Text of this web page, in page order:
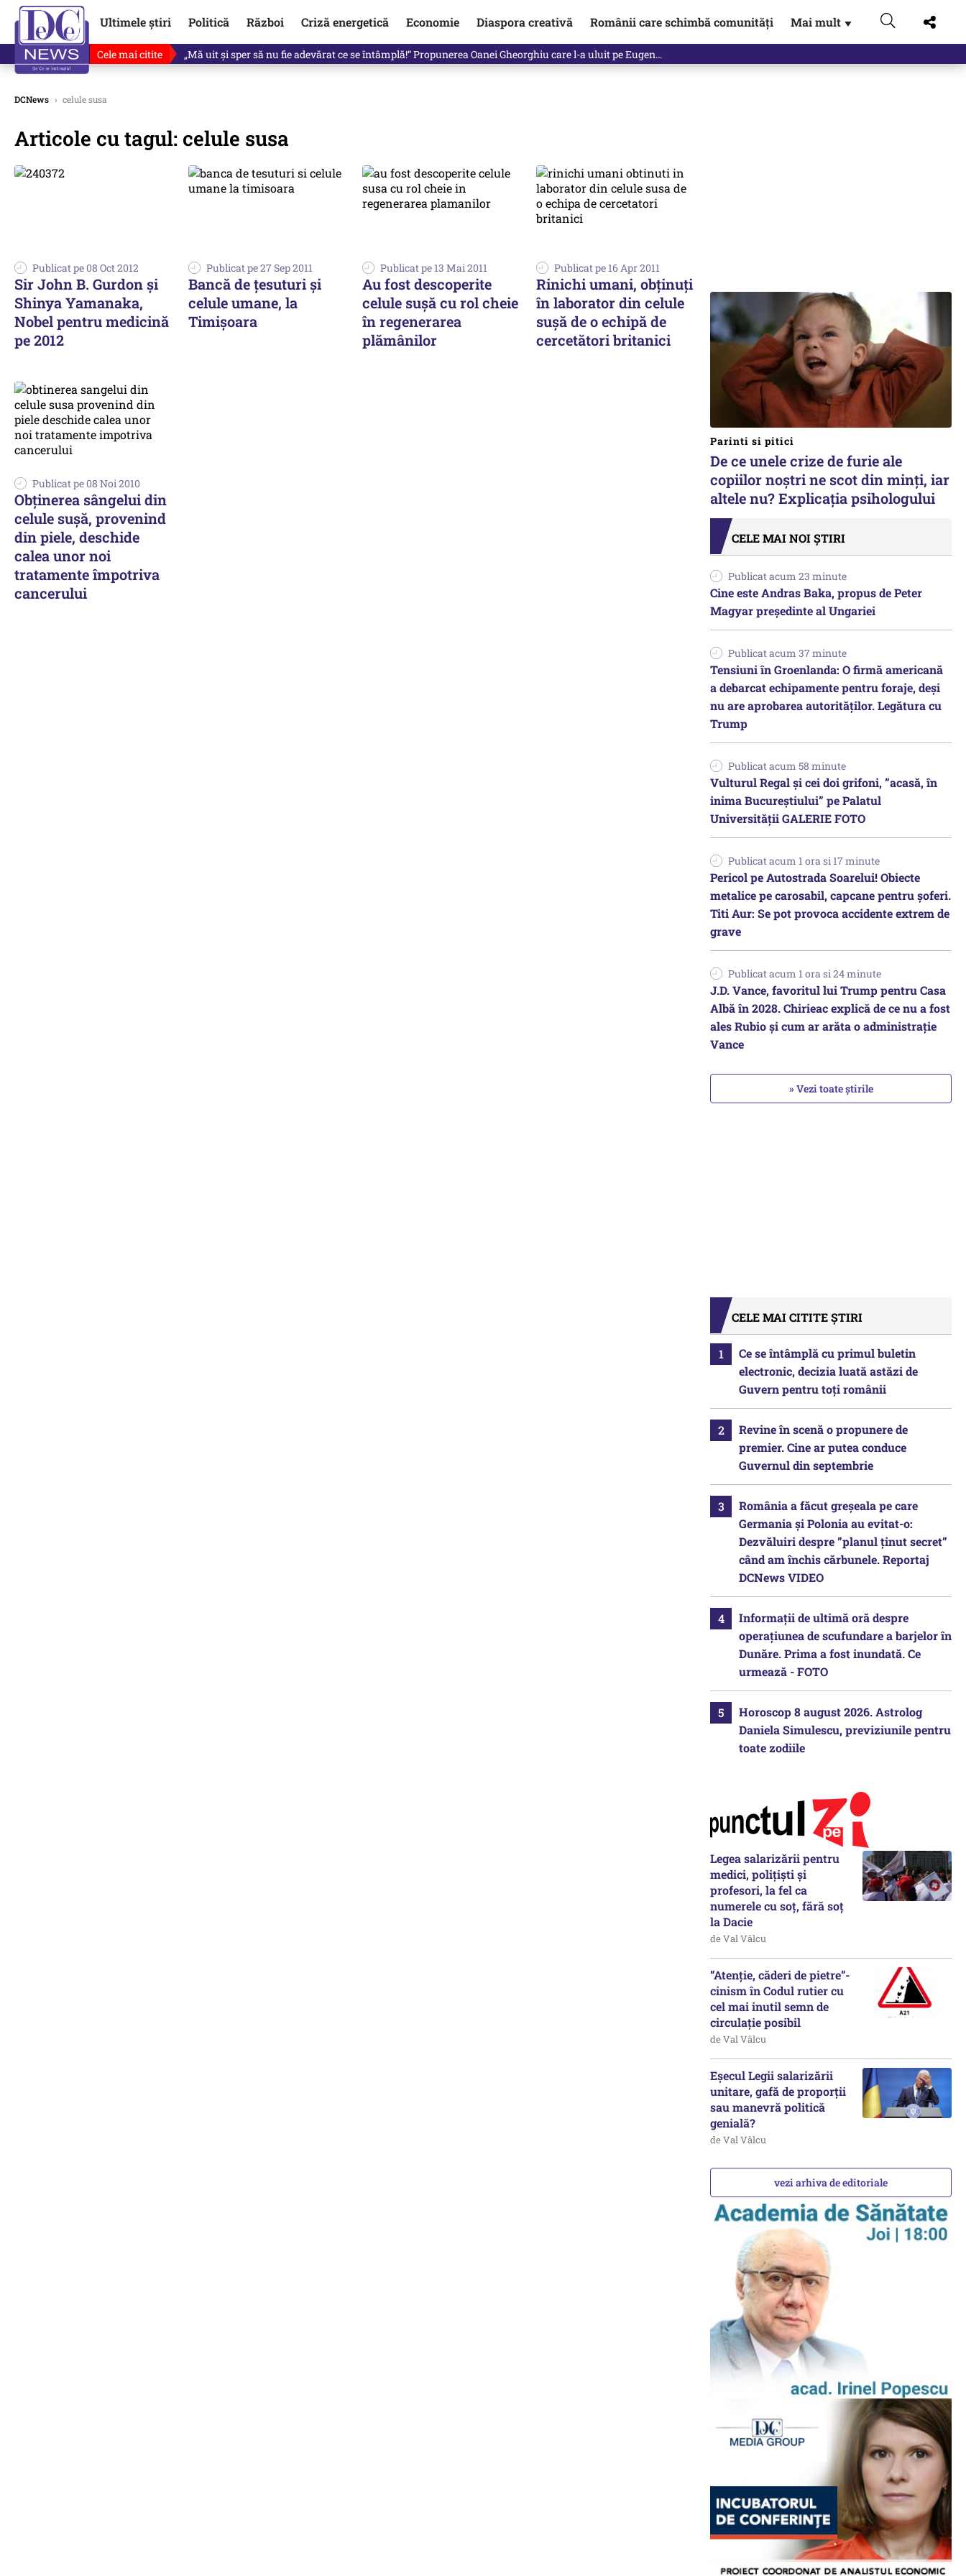
Ultimele știri Politică Război Criză energetică Economie Diaspora creativă Românii care schimbă comunități Mai mult ▼
Cele mai citite Ce se întâmplă cu primul buletin electronic, decizia luată astăzi de Guvern pentru toți românii
DCNews › celule susa
Articole cu tagul: celule susa
Publicat pe 08 Oct 2012
Sir John B. Gurdon şi
Shinya Yamanaka,
Nobel pentru medicină
pe 2012
Publicat pe 27 Sep 2011
Bancă de ţesuturi şi
celule umane, la
Timişoara
Publicat pe 13 Mai 2011
Au fost descoperite
celule suşă cu rol cheie
în regenerarea
plămânilor
Publicat pe 16 Apr 2011
Rinichi umani, obţinuţi
în laborator din celule
suşă de o echipă de
cercetători britanici
Publicat pe 08 Noi 2010
Obținerea sângelui din
celule sușă, provenind
din piele, deschide
calea unor noi
tratamente împotriva
cancerului
Parinti si pitici
De ce unele crize de furie ale
copiilor noștri ne scot din minți, iar
altele nu? Explicația psihologului
CELE MAI NOI ȘTIRI
Publicat acum 23 minute
Cine este Andras Baka, propus de Peter
Magyar președinte al Ungariei
Publicat acum 37 minute
Tensiuni în Groenlanda: O firmă americană
a debarcat echipamente pentru foraje, deși
nu are aprobarea autorităților. Legătura cu
Trump
Publicat acum 58 minute
Vulturul Regal și cei doi grifoni, ”acasă, în
inima Bucureștiului” pe Palatul
Universității GALERIE FOTO
Publicat acum 1 ora si 17 minute
Pericol pe Autostrada Soarelui! Obiecte
metalice pe carosabil, capcane pentru șoferi.
Titi Aur: Se pot provoca accidente extrem de
grave
Publicat acum 1 ora si 24 minute
J.D. Vance, favoritul lui Trump pentru Casa
Albă în 2028. Chirieac explică de ce nu a fost
ales Rubio și cum ar arăta o administrație
Vance
» Vezi toate știrile
CELE MAI CITITE ȘTIRI
Ce se întâmplă cu primul buletin
electronic, decizia luată astăzi de
Guvern pentru toți românii
Revine în scenă o propunere de
premier. Cine ar putea conduce
Guvernul din septembrie
România a făcut greșeala pe care
Germania și Polonia au evitat-o:
Dezvăluiri despre ”planul ținut secret”
când am închis cărbunele. Reportaj
DCNews VIDEO
Informații de ultimă oră despre
operațiunea de scufundare a barjelor în
Dunăre. Prima a fost inundată. Ce
urmează - FOTO
Horoscop 8 august 2026. Astrolog
Daniela Simulescu, previziunile pentru
toate zodiile
Legea salarizării pentru
medici, polițiști și
profesori, la fel ca
numerele cu soț, fără soț
la Dacie
de Val Vâlcu
”Atenție, căderi de pietre”-
cinism în Codul rutier cu
cel mai inutil semn de
circulație posibil
de Val Vâlcu
Eșecul Legii salarizării
unitare, gafă de proporții
sau manevră politică
genială?
de Val Vâlcu
vezi arhiva de editoriale